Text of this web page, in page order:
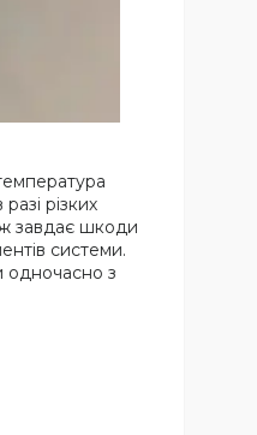
різких
завдає шкоди
системи.
одночасно з